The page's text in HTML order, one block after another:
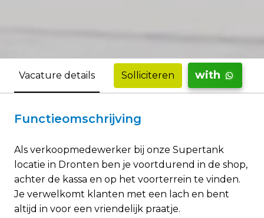
Vacature details Solliciteren with
Functieomschrijving
Als verkoopmedewerker bij onze Supertank
locatie in Dronten ben je voortdurend in de shop,
achter de kassa en op het voorterrein te vinden.
Je verwelkomt klanten met een lach en bent
altijd in voor een vriendelijk praatje.